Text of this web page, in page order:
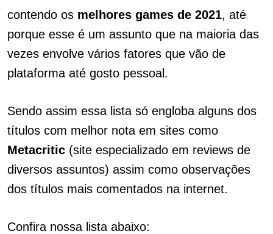
contendo os melhores games de 2021, até
porque esse é um assunto que na maioria das
vezes envolve vários fatores que vão de
plataforma até gosto pessoal.
Sendo assim essa lista só engloba alguns dos
títulos com melhor nota em sites como
Metacritic (site especializado em reviews de
diversos assuntos) assim como observações
dos títulos mais comentados na internet.
Confira nossa lista abaixo: